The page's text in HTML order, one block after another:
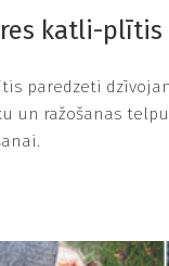
katli-plītis
paredzeti
un ražošanas